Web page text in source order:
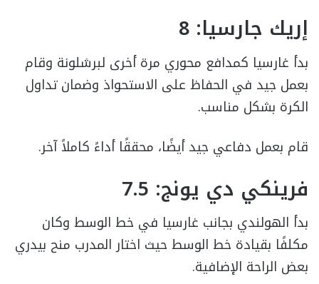
إريك جارسيا: 8
بدأ غارسيا كمدافع محوري مرة أخرى لبرشلونة وقام
بعمل جيد في الحفاظ على الاستحواذ وضمان تداول
الكرة بشكل مناسب.
قام بعمل دفاعي جيد أيضًا، محققًا أداءً كاملاً آخر.
فرينكي دي يونج: 7.5
بدأ الهولندي بجانب غارسيا في خط الوسط وكان
مكلفًا بقيادة خط الوسط حيث اختار المدرب منح بيدري
بعض الراحة الإضافية.